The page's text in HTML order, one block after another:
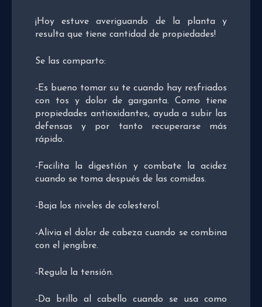
¡Hoy estuve averiguando de la planta y
resulta que tiene cantidad de propiedades!
Se las comparto:
-Es bueno tomar su te cuando hay resfriados
con tos y dolor de garganta. Como tiene
propiedades antioxidantes, ayuda a subir las
defensas y por tanto recuperarse más
rápido.
-Facilita la digestión y combate la acidez
cuando se toma después de las comidas.
-Baja los niveles de colesterol.
-Alivia el dolor de cabeza cuando se combina
con el jengibre.
-Regula la tensión.
-Da brillo al cabello cuando se usa como